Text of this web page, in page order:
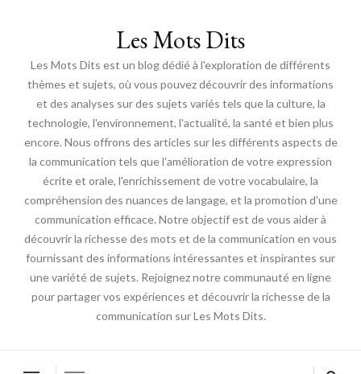
Les Mots Dits
Les Mots Dits est un blog dédié à l'exploration de différents
thèmes et sujets, où vous pouvez découvrir des informations
et des analyses sur des sujets variés tels que la culture, la
technologie, l'environnement, l'actualité, la santé et bien plus
encore. Nous offrons des articles sur les différents aspects de
la communication tels que l'amélioration de votre expression
écrite et orale, l'enrichissement de votre vocabulaire, la
compréhension des nuances de langage, et la promotion d'une
communication efficace. Notre objectif est de vous aider à
découvrir la richesse des mots et de la communication en vous
fournissant des informations intéressantes et inspirantes sur
une variété de sujets. Rejoignez notre communauté en ligne
pour partager vos expériences et découvrir la richesse de la
communication sur Les Mots Dits.